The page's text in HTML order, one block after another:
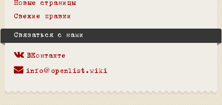
Новые страницы
Свежие правки
Связаться с нами
ВКонтакте
info@openlist.wiki